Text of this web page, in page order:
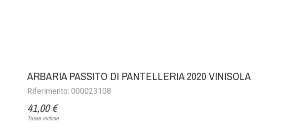
ARBARIA PASSITO DI PANTELLERIA 2020 VINISOLA
Riferimento: 000023108
41,00 €
Tasse incluse